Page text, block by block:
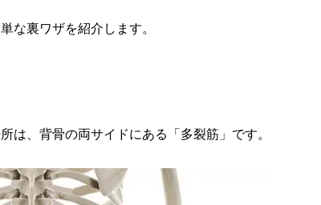
な裏ワザを紹介します。
は、背骨の両サイドにある「多裂筋」です。